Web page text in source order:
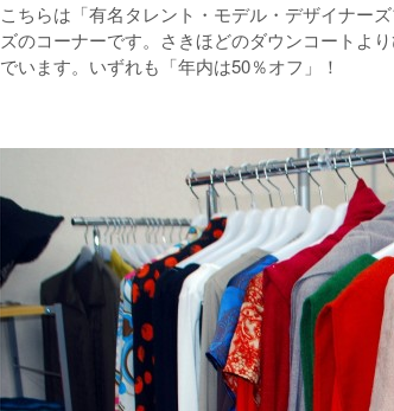
こちらは「有名タレント・モデル・デザイナー
ズのコーナーです。さきほどのダウンコートよ
でいます。いずれも「年内は50％オフ」！